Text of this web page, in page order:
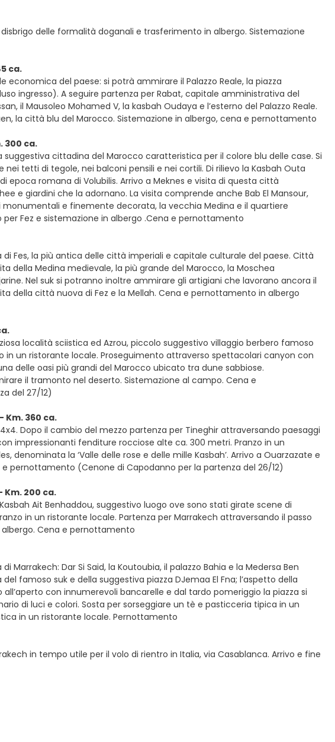
disbrigo delle formalità doganali e trasferimento in albergo. Sistemazione
ca.
del paese: si potrà ammirare il Palazzo Reale, la piazza
ingresso). A seguire partenza per Rabat, capitale amministrativa del
il Mausoleo Mohamed V, la kasbah Oudaya e l’esterno del Palazzo Reale.
la città blu del Marocco. Sistemazione in albergo, cena e pernottamento
300 ca.
cittadina del Marocco caratteristica per il colore blu delle case. Si
tetti di tegole, nei balconi pensili e nei cortili. Di rilievo la Kasbah Outa
epoca romana di Volubilis. Arrivo a Meknes e visita di questa città
e giardini che la adornano. La visita comprende anche Bab El Mansour,
e finemente decorata, la vecchia Medina e il quartiere
Fez e sistemazione in albergo .Cena e pernottamento
Fes, la più antica delle città imperiali e capitale culturale del paese. Città
della Medina medievale, la più grande del Marocco, la Moschea
Nel suk si potranno inoltre ammirare gli artigiani che lavorano ancora il
della città nuova di Fez e la Mellah. Cena e pernottamento in albergo
località sciistica ed Azrou, piccolo suggestivo villaggio berbero famoso
in un ristorante locale. Proseguimento attraverso spettacolari canyon con
delle oasi più grandi del Marocco ubicato tra dune sabbiose.
il tramonto nel deserto. Sistemazione al campo. Cena e
del 27/12)
Km. 360 ca.
Dopo il cambio del mezzo partenza per Tineghir attraversando paesaggi
impressionanti fenditure rocciose alte ca. 300 metri. Pranzo in un
denominata la ‘Valle delle rose e delle mille Kasbah’. Arrivo a Ouarzazate e
pernottamento (Cenone di Capodanno per la partenza del 26/12)
Km. 200 ca.
Ait Benhaddou, suggestivo luogo ove sono stati girate scene di
in un ristorante locale. Partenza per Marrakech attraversando il passo
albergo. Cena e pernottamento
Dar Si Said, la Koutoubia, il palazzo Bahia e la Medersa Ben
famoso suk e della suggestiva piazza DJemaa El Fna; l’aspetto della
con innumerevoli bancarelle e dal tardo pomeriggio la piazza si
di luci e colori. Sosta per sorseggiare un tè e pasticceria tipica in un
in un ristorante locale. Pernottamento
in tempo utile per il volo di rientro in Italia, via Casablanca. Arrivo e fine